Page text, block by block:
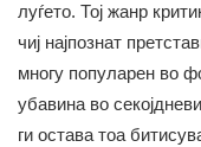
луѓето. Тој жанр
чиј најпознат
многу популарен во
убавина во
ги остава тоа